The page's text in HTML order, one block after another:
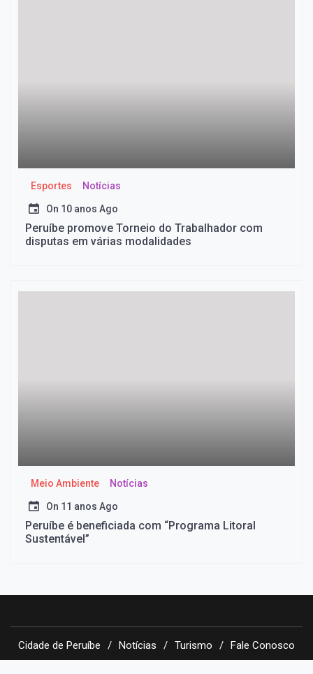
Esportes Notícias
On 10 anos Ago
Peruíbe promove Torneio do Trabalhador com
disputas em várias modalidades
Meio Ambiente Notícias
On 11 anos Ago
Peruíbe é beneficiada com “Programa Litoral
Sustentável”
Cidade de Peruíbe Notícias Turismo Fale Conosco